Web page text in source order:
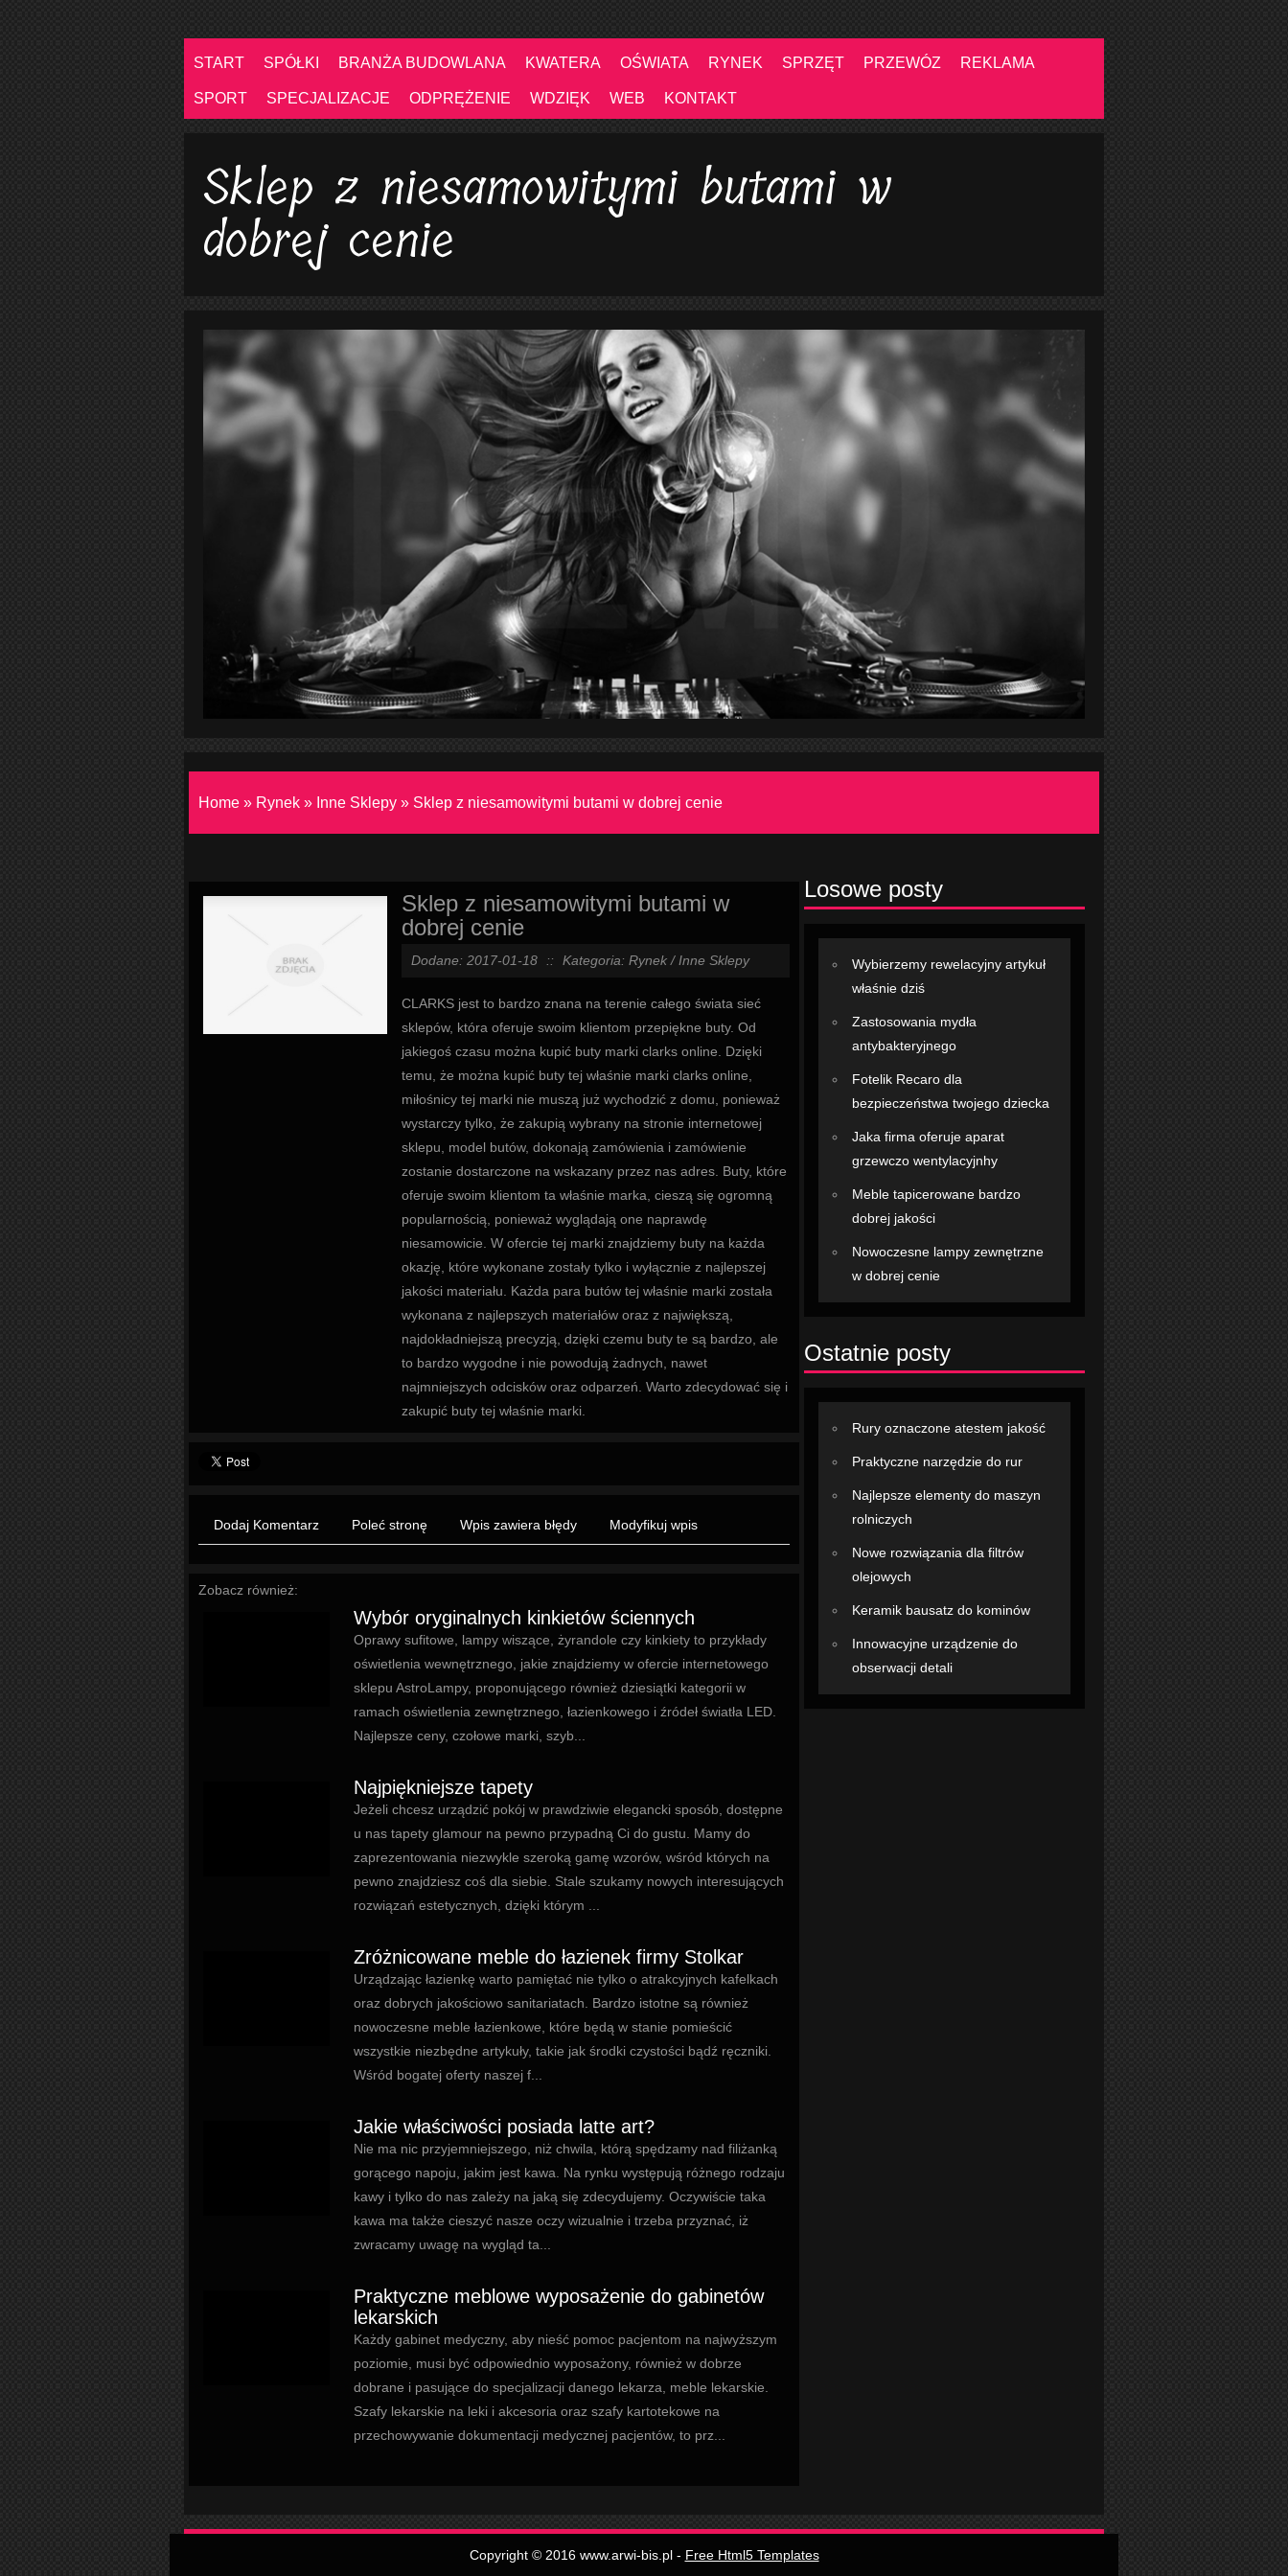
START SPÓŁKI BRANŻA BUDOWLANA KWATERA OŚWIATA RYNEK SPRZĘT PRZEWÓZ REKLAMA
SPORT SPECJALIZACJE ODPRĘŻENIE WDZIĘK WEB KONTAKT
Sklep z niesamowitymi butami w
dobrej cenie
Home » Rynek » Inne Sklepy » Sklep z niesamowitymi butami w dobrej cenie
Sklep z niesamowitymi butami w
dobrej cenie
Dodane: 2017-01-18 :: Kategoria: Rynek / Inne Sklepy
CLARKS jest to bardzo znana na terenie całego świata sieć
sklepów, która oferuje swoim klientom przepiękne buty. Od
jakiegoś czasu można kupić buty marki clarks online. Dzięki
temu, że można kupić buty tej właśnie marki clarks online,
miłośnicy tej marki nie muszą już wychodzić z domu, ponieważ
wystarczy tylko, że zakupią wybrany na stronie internetowej
sklepu, model butów, dokonają zamówienia i zamówienie
zostanie dostarczone na wskazany przez nas adres. Buty, które
oferuje swoim klientom ta właśnie marka, cieszą się ogromną
popularnością, ponieważ wyglądają one naprawdę
niesamowicie. W ofercie tej marki znajdziemy buty na każda
okazję, które wykonane zostały tylko i wyłącznie z najlepszej
jakości materiału. Każda para butów tej właśnie marki została
wykonana z najlepszych materiałów oraz z największą,
najdokładniejszą precyzją, dzięki czemu buty te są bardzo, ale
to bardzo wygodne i nie powodują żadnych, nawet
najmniejszych odcisków oraz odparzeń. Warto zdecydować się i
zakupić buty tej właśnie marki.
Dodaj Komentarz Poleć stronę Wpis zawiera błędy Modyfikuj wpis
Zobacz również:
Wybór oryginalnych kinkietów ściennych
Oprawy sufitowe, lampy wiszące, żyrandole czy kinkiety to przykłady
oświetlenia wewnętrznego, jakie znajdziemy w ofercie internetowego
sklepu AstroLampy, proponującego również dziesiątki kategorii w
ramach oświetlenia zewnętrznego, łazienkowego i źródeł światła LED.
Najlepsze ceny, czołowe marki, szyb...
Najpiękniejsze tapety
Jeżeli chcesz urządzić pokój w prawdziwie elegancki sposób, dostępne
u nas tapety glamour na pewno przypadną Ci do gustu. Mamy do
zaprezentowania niezwykle szeroką gamę wzorów, wśród których na
pewno znajdziesz coś dla siebie. Stale szukamy nowych interesujących
rozwiązań estetycznych, dzięki którym ...
Zróżnicowane meble do łazienek firmy Stolkar
Urządzając łazienkę warto pamiętać nie tylko o atrakcyjnych kafelkach
oraz dobrych jakościowo sanitariatach. Bardzo istotne są również
nowoczesne meble łazienkowe, które będą w stanie pomieścić
wszystkie niezbędne artykuły, takie jak środki czystości bądź ręczniki.
Wśród bogatej oferty naszej f...
Jakie właściwości posiada latte art?
Nie ma nic przyjemniejszego, niż chwila, którą spędzamy nad filiżanką
gorącego napoju, jakim jest kawa. Na rynku występują różnego rodzaju
kawy i tylko do nas zależy na jaką się zdecydujemy. Oczywiście taka
kawa ma także cieszyć nasze oczy wizualnie i trzeba przyznać, iż
zwracamy uwagę na wygląd ta...
Praktyczne meblowe wyposażenie do gabinetów
lekarskich
Każdy gabinet medyczny, aby nieść pomoc pacjentom na najwyższym
poziomie, musi być odpowiednio wyposażony, również w dobrze
dobrane i pasujące do specjalizacji danego lekarza, meble lekarskie.
Szafy lekarskie na leki i akcesoria oraz szafy kartotekowe na
przechowywanie dokumentacji medycznej pacjentów, to prz...
Losowe posty
Wybierzemy rewelacyjny artykuł
właśnie dziś
Zastosowania mydła
antybakteryjnego
Fotelik Recaro dla
bezpieczeństwa twojego dziecka
Jaka firma oferuje aparat
grzewczo wentylacyjnhy
Meble tapicerowane bardzo
dobrej jakości
Nowoczesne lampy zewnętrzne
w dobrej cenie
Ostatnie posty
Rury oznaczone atestem jakość
Praktyczne narzędzie do rur
Najlepsze elementy do maszyn
rolniczych
Nowe rozwiązania dla filtrów
olejowych
Keramik bausatz do kominów
Innowacyjne urządzenie do
obserwacji detali
Copyright © 2016 www.arwi-bis.pl - Free Html5 Templates